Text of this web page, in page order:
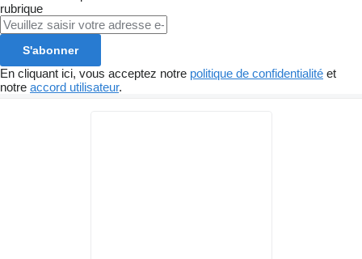
rubrique
S'abonner
En cliquant ici, vous acceptez notre politique de confidentialité et
notre accord utilisateur.